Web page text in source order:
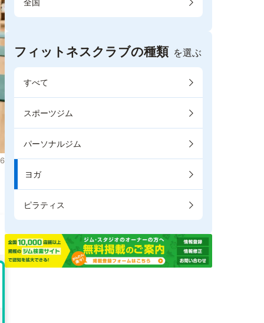
全国
フィットネスクラブの種類 を選ぶ
すべて
スポーツジム
パーソナルジム
ヨガ
ピラティス